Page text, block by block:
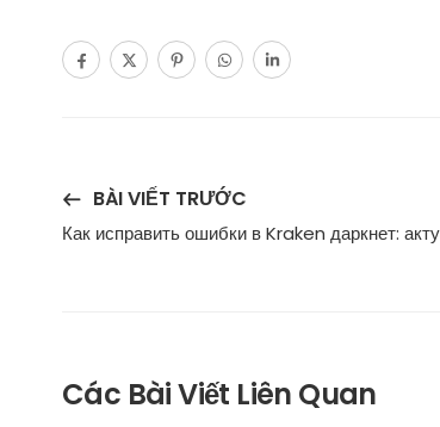
BÀI VIẾT TRƯỚC
Как исправить ошибки в Kraken даркнет:
Các Bài Viết Liên Quan